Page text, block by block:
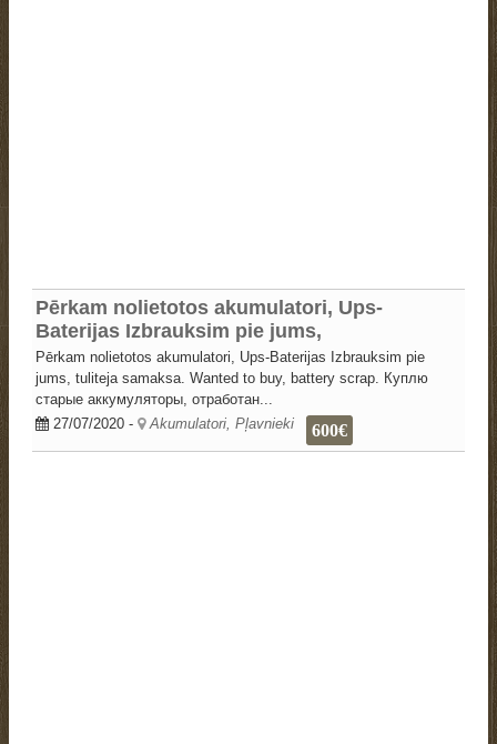
Pērkam nolietotos akumulatori, Ups-
Baterijas Izbrauksim pie jums,
Pērkam nolietotos akumulatori, Ups-Baterijas Izbrauksim pie
jums, tuliteja samaksa. Wanted to buy, battery scrap. Куплю
старые аккумуляторы, отработан...
27/07/2020- Akumulatori, Pļavnieki 600€